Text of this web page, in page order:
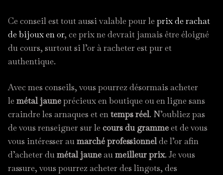
Ce conseil est tout aussi valable pour le prix de rachat
de bijoux en or, ce prix ne devrait jamais être éloigné
du cours, surtout si l’or à racheter est pur et
authentique.
Avec mes conseils, vous pourrez désormais acheter
le métal jauneprécieux en boutique ou en ligne sans
craindre les arnaques et entemps réel. N’oubliez pas
de vous renseigner sur le cours du grammeet de vous
vous intéresser aumarché professionnelde l’or afin
d’acheter dumétal jauneaumeilleur prix. Je vous
rassure, vous pourrez acheter des lingots, des